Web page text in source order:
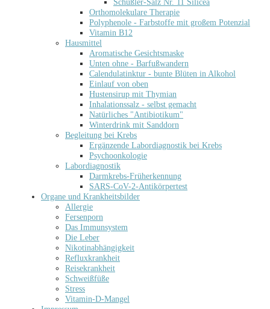
Orthomolekulare Therapie
Polyphenole - Farbstoffe mit großem Potenzial
Vitamin B12
Hausmittel
Aromatische Gesichtsmaske
Unten ohne - Barfußwandern
Calendulatinktur - bunte Blüten in Alkohol
Einlauf von oben
Hustensirup mit Thymian
Inhalationssalz - selbst gemacht
Natürliches "Antibiotikum"
Winterdrink mit Sanddorn
Begleitung bei Krebs
Ergänzende Labordiagnostik bei Krebs
Psychoonkologie
Labordiagnostik
Darmkrebs-Früherkennung
SARS-CoV-2-Antikörpertest
Organe und Krankheitsbilder
Allergie
Fersenporn
Das Immunsystem
Die Leber
Nikotinabhängigkeit
Refluxkrankheit
Reisekrankheit
Schweißfüße
Stress
Vitamin-D-Mangel